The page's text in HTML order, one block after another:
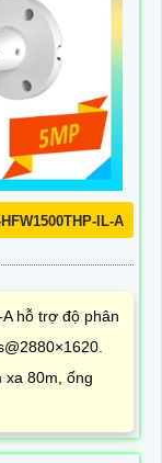
IL-A
hỗ trợ độ phân
xa 80m, ống